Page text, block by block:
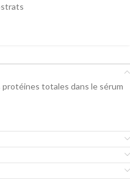
totales dans le sérum